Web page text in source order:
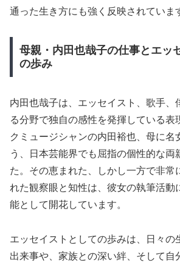
通った生き方にも強く反映されていま
母親・内田也哉子の仕事とエッ
の歩み
内田也哉子は、エッセイスト、歌手、
る分野で独自の感性を発揮している表
クミュージシャンの内田裕也、母に名
う、日本芸能界でも屈指の個性的な両
た。その恵まれた、しかし一方で非常
れた観察眼と知性は、彼女の執筆活動
能として開花しています。
エッセイストとしての歩みは、日々の
出来事や、家族との深い絆、そして自